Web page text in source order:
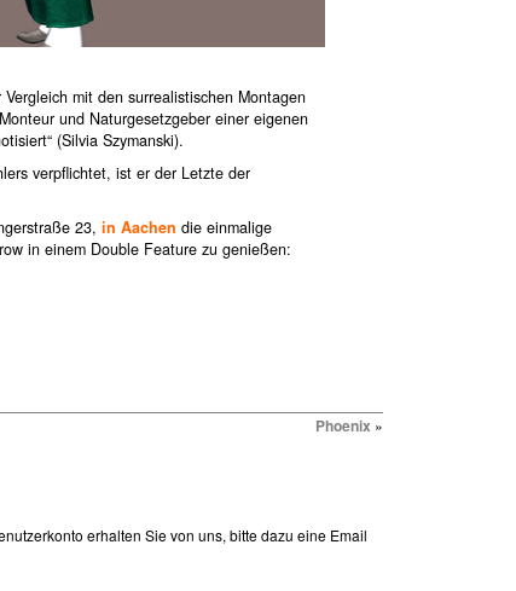
mit den surrealistischen Montagen
und Naturgesetzgeber einer eigenen
(Silvia Szymanski).
verpflichtet, ist er der Letzte der
23, in Aachen die einmalige
in einem Double Feature zu genießen:
Phoenix »
erhalten Sie von uns, bitte dazu eine Email